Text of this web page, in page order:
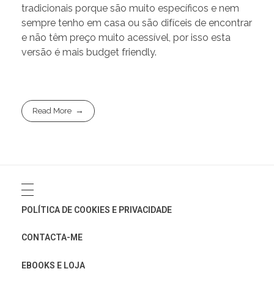
tradicionais porque são muito específicos e nem
sempre tenho em casa ou são difíceis de encontrar
e não têm preço muito acessível, por isso esta
versão é mais budget friendly.
Read More
POLÍTICA DE COOKIES E PRIVACIDADE
CONTACTA-ME
EBOOKS E LOJA